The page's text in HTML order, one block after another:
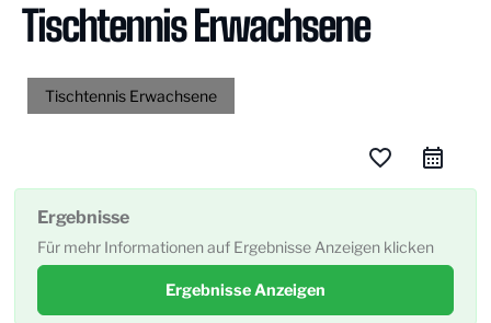
Tischtennis Erwachsene
Tischtennis Erwachsene
favorite_border
Ergebnisse
Für mehr Informationen auf Ergebnisse Anzeigen klicken
Ergebnisse Anzeigen